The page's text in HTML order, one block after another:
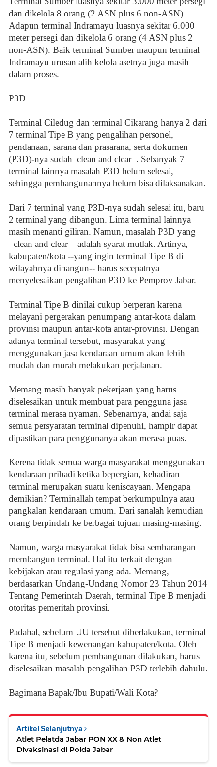
dan dikelola 8 orang (2 ASN plus 6 non-ASN).
Adapun terminal Indramayu luasnya sekitar 6.000
meter persegi dan dikelola 6 orang (4 ASN plus 2
non-ASN). Baik terminal Sumber maupun terminal
Indramayu urusan alih kelola asetnya juga masih
dalam proses.
P3D
Terminal Ciledug dan terminal Cikarang hanya 2 dari
7 terminal Tipe B yang pengalihan personel,
pendanaan, sarana dan prasarana, serta dokumen
(P3D)-nya sudah_clean and clear_. Sebanyak 7
terminal lainnya masalah P3D belum selesai,
sehingga pembangunannya belum bisa dilaksanakan.
Dari 7 terminal yang P3D-nya sudah selesai itu, baru
2 terminal yang dibangun. Lima terminal lainnya
masih menanti giliran. Namun, masalah P3D yang
_clean and clear _ adalah syarat mutlak. Artinya,
kabupaten/kota --yang ingin terminal Tipe B di
wilayahnya dibangun-- harus secepatnya
menyelesaikan pengalihan P3D ke Pemprov Jabar.
Terminal Tipe B dinilai cukup berperan karena
melayani pergerakan penumpang antar-kota dalam
provinsi maupun antar-kota antar-provinsi. Dengan
adanya terminal tersebut, masyarakat yang
menggunakan jasa kendaraan umum akan lebih
mudah dan murah melakukan perjalanan.
Memang masih banyak pekerjaan yang harus
diselesaikan untuk membuat para pengguna jasa
terminal merasa nyaman. Sebenarnya, andai saja
semua persyaratan terminal dipenuhi, hampir dapat
dipastikan para penggunanya akan merasa puas.
Kerena tidak semua warga masyarakat menggunakan
kendaraan pribadi ketika bepergian, kehadiran
terminal merupakan suatu keniscayaan. Mengapa
demikian? Terminallah tempat berkumpulnya atau
pangkalan kendaraan umum. Dari sanalah kemudian
orang berpindah ke berbagai tujuan masing-masing.
Namun, warga masyarakat tidak bisa sembarangan
membangun terminal. Hal itu terkait dengan
kebijakan atau regulasi yang ada. Memang,
berdasarkan Undang-Undang Nomor 23 Tahun 2014
Tentang Pemerintah Daerah, terminal Tipe B menjadi
otoritas pemeritah provinsi.
Padahal, sebelum UU tersebut diberlakukan, terminal
Tipe B menjadi kewenangan kabupaten/kota. Oleh
karena itu, sebelum pembangunan dilakukan, harus
diselesaikan masalah pengalihan P3D terlebih dahulu.
Bagimana Bapak/Ibu Bupati/Wali Kota?
Artikel Selanjutnya
Atlet Pelatda Jabar PON XX & Non Atlet
Divaksinasi di Polda Jabar